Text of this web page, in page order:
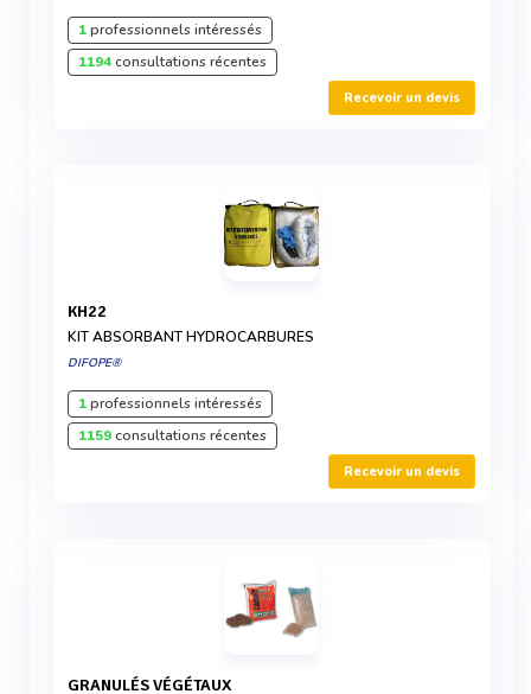
1professionnels intéressés
1194consultations récentes
Recevoir un devis
KH22
KIT ABSORBANT HYDROCARBURES
DIFOPE®
1professionnels intéressés
1159consultations récentes
Recevoir un devis
GRANULÉS VÉGÉTAUX